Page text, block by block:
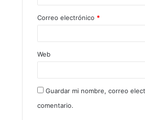
Correo electrónico *
Web
Guardar mi nombre, correo
comentario.